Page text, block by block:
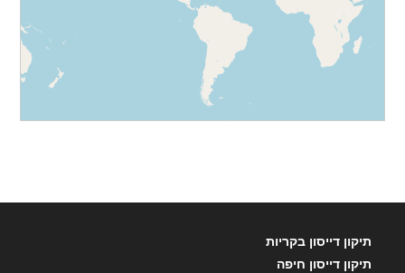
תיקון דייסון בקריות
תיקון דייסון חיפה